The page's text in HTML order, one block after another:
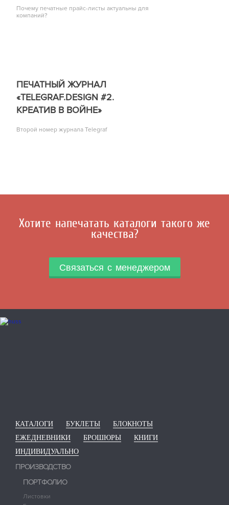
Почему печатные прайс-листы актуальны для
компаний?
ПЕЧАТНЫЙ ЖУРНАЛ
«TELEGRAF.DESIGN #2.
КРЕАТИВ В ВОЙНЕ»
Второй номер журнала Telegraf
Хотите напечатать каталоги такого же
качества?
Связаться с менеджером
КАТАЛОГИ БУКЛЕТЫ
БЛОКНОТЫ
ЕЖЕДНЕВНИКИ
БРОШЮРЫ
КНИГИ
ИНДИВИДУАЛЬНО
ПРОИЗВОДСТВО
ПОРТФОЛИО
Листовки